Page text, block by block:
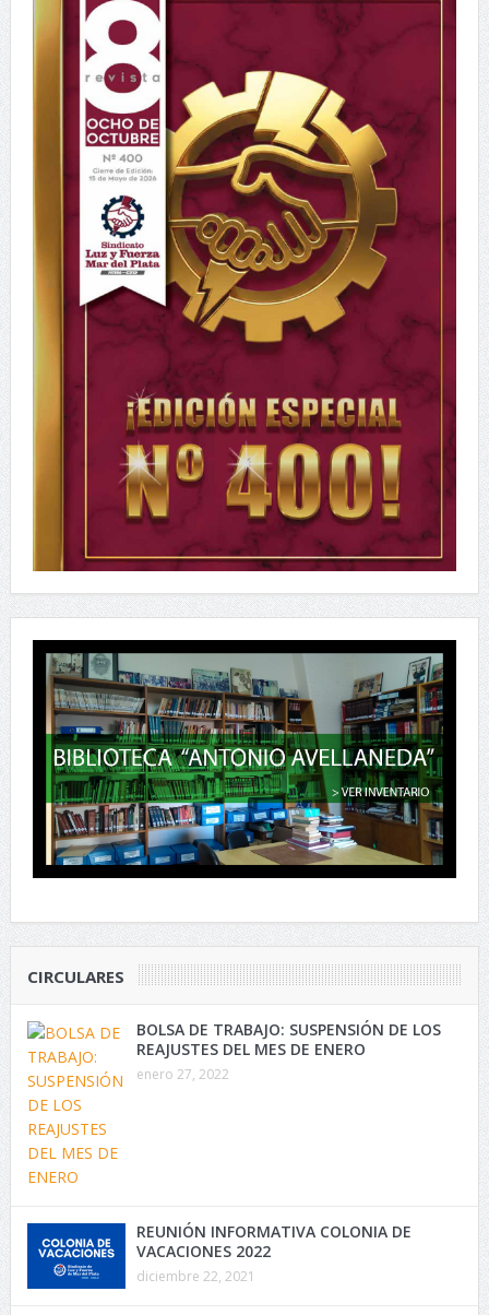
CIRCULARES
BOLSA DE TRABAJO: SUSPENSIÓN DE LOS
REAJUSTES DEL MES DE ENERO
enero 27, 2022
REUNIÓN INFORMATIVA COLONIA DE
VACACIONES 2022
diciembre 22, 2021